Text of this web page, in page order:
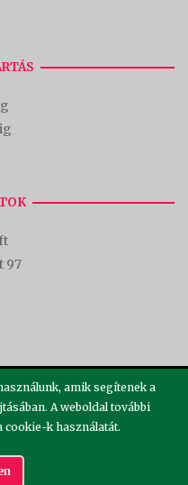
g
97
bySiteOrigin
amik segítenek a
A weboldal további
cookie-k használatát.